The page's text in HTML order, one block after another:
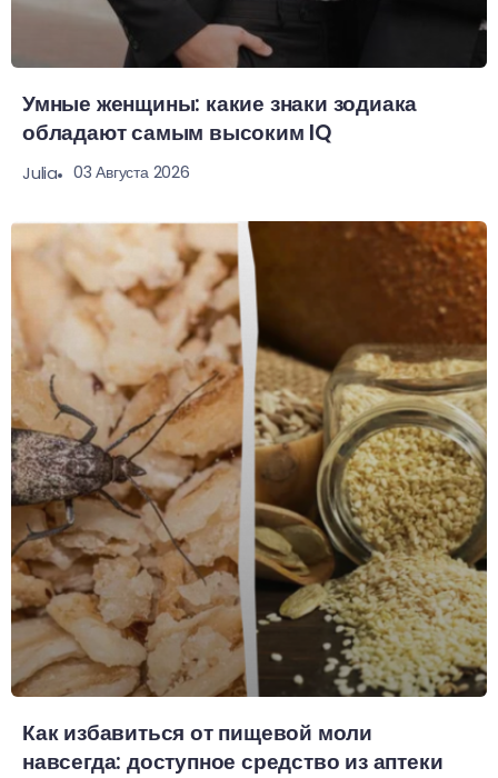
Умные женщины: какие знаки зодиака
обладают самым высоким IQ
Julia 03 Августа 2026
Как избавиться от пищевой моли
навсегда: доступное средство из аптеки